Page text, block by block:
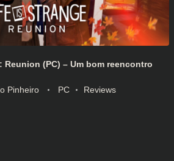
Reunion (PC) – Um bom reencontro
Pinheiro PC Reviews